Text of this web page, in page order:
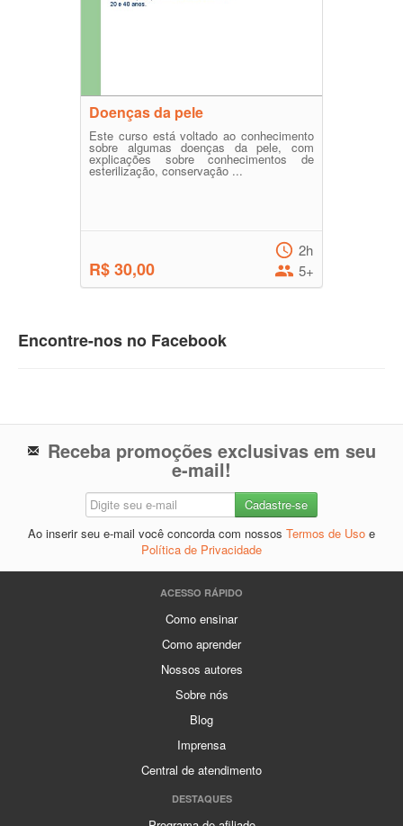
Doenças da pele
Este curso está voltado ao conhecimento
sobre algumas doenças da pele, com
explicações sobre conhecimentos de
esterilização, conservação ...
R$ 30,00
2h
5+
Encontre-nos no Facebook
Receba promoções exclusivas em seu
e-mail!
Ao inserir seu e-mail você concorda com nossos Termos de Uso e
Política de Privacidade
ACESSO RÁPIDO
Como ensinar
Como aprender
Nossos autores
Sobre nós
Blog
Imprensa
Central de atendimento
DESTAQUES